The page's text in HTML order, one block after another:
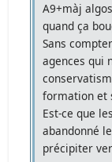
A9+màj
quand ça
Sans
agences qui
formation et
Est-ce que
abandonné
précipiter